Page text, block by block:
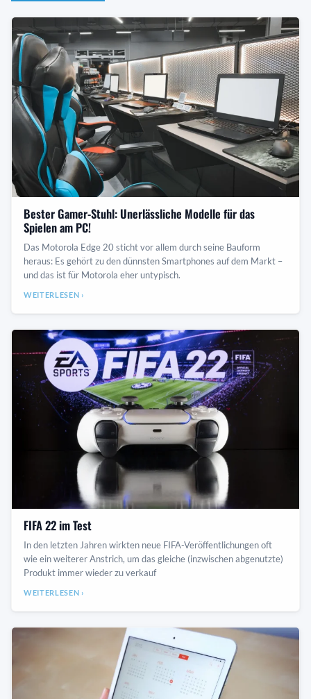
Bester Gamer-Stuhl: Unerlässliche Modelle für das
Spielen am PC!
Das Motorola Edge 20 sticht vor allem durch seine Bauform
heraus: Es gehört zu den dünnsten Smartphones auf dem Markt –
und das ist für Motorola eher untypisch.
WEITERLESEN ›
FIFA 22 im Test
In den letzten Jahren wirkten neue FIFA-Veröffentlichungen oft
wie ein weiterer Anstrich, um das gleiche (inzwischen abgenutzte)
Produkt immer wieder zu verkauf
WEITERLESEN ›